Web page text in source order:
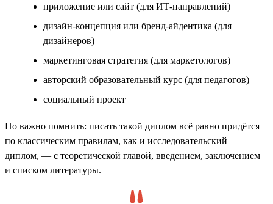
приложение или сайт (для ИТ-направлений)
дизайн-концепция или бренд-айдентика (для
дизайнеров)
маркетинговая стратегия (для маркетологов)
авторский образовательный курс (для педагогов)
социальный проект
Но важно помнить: писать такой диплом всё равно придётся
по классическим правилам, как и исследовательский
диплом, — с теоретической главой, введением, заключением
и списком литературы.